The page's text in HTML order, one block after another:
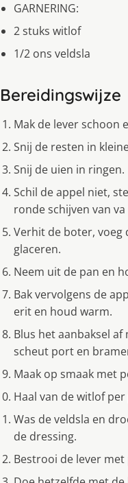
GARNERING:
2 stuks witlof
1/2 ons veldsla
Bereidingswijze
Mak de lever schoon
Snij de resten in
Snij de uien in ringen.
Schil de appel niet,
ronde schijven van va
Verhit de boter, voeg
glaceren.
Neem uit de pan en
Bak vervolgens de
erit en houd warm.
Blus het aanbaksel
scheut port en
Maak op smaak met
Haal van de witlof
Was de veldsla en
de dressing.
Bestrooi de lever